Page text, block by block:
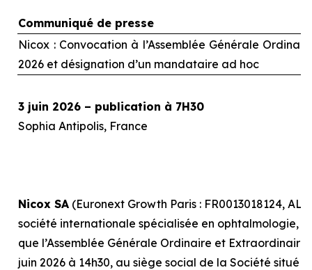
Communiqué de presse
Nicox : Convocation à l’Assemblée Générale
2026 et désignation d’un mandataire ad hoc
3 juin 2026 – publication à 7H30
Sophia Antipolis, France
Nicox SA (Euronext Growth Paris : FR0013018124,
société internationale spécialisée en ophtalmologie,
que l’Assemblée Générale Ordinaire et
juin 2026 à 14h30, au siège social de la Société situé